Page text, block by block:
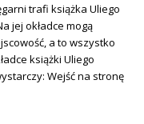
trafi książka Uliego
jej okładce mogą
a to wszystko
książki Uliego
Wejść na stronę